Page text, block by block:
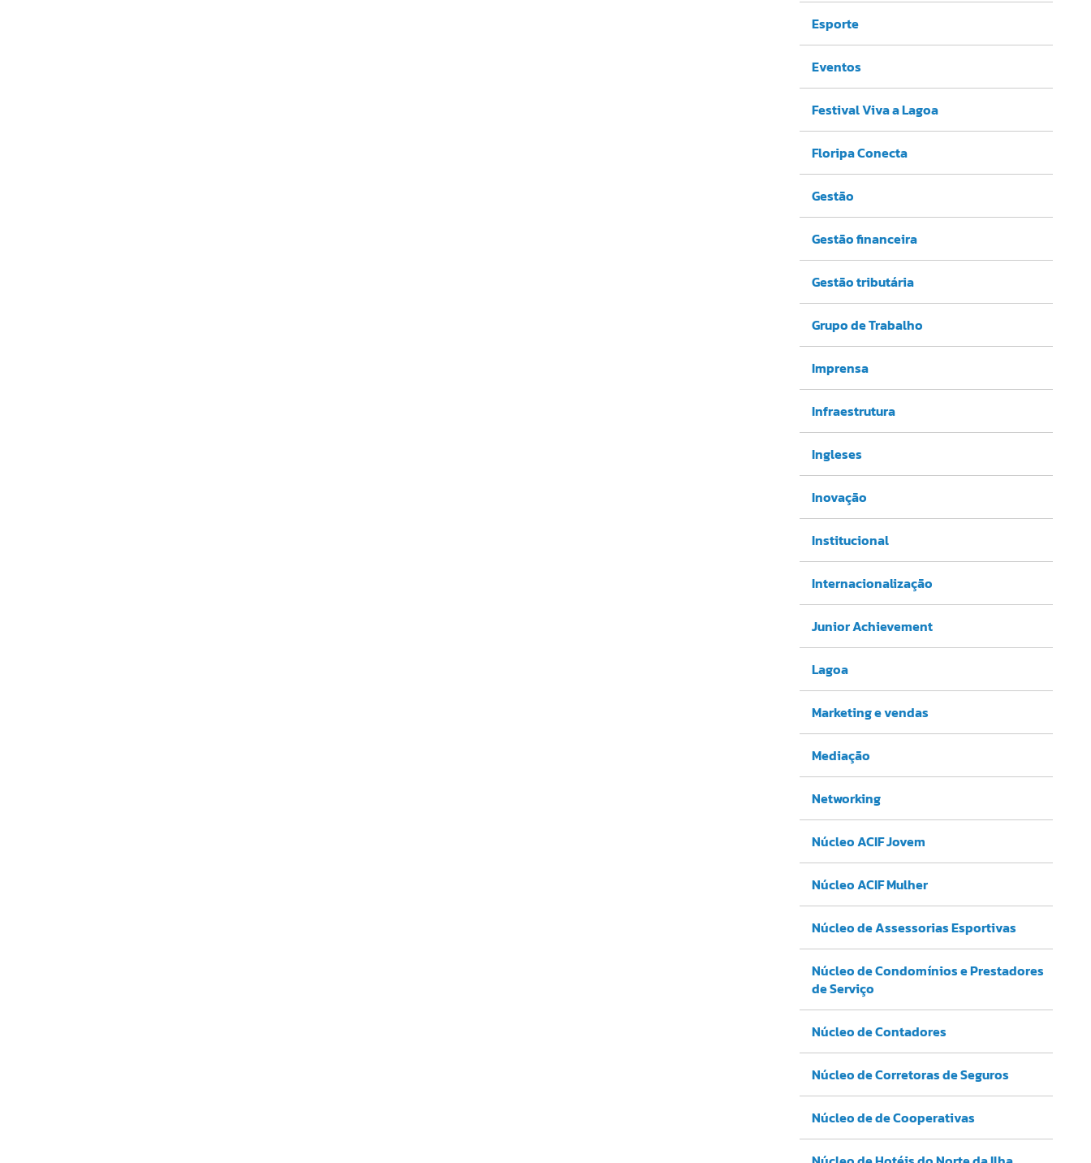
Esporte
Eventos
Festival Viva a Lagoa
Floripa Conecta
Gestão
Gestão financeira
Gestão tributária
Grupo de Trabalho
Imprensa
Infraestrutura
Ingleses
Inovação
Institucional
Internacionalização
Junior Achievement
Lagoa
Marketing e vendas
Mediação
Networking
Núcleo ACIF Jovem
Núcleo ACIF Mulher
Núcleo de Assessorias Esportivas
Núcleo de Condomínios e Prestadores
de Serviço
Núcleo de Contadores
Núcleo de Corretoras de Seguros
Núcleo de de Cooperativas